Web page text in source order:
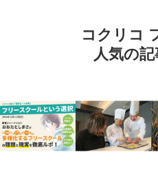
コクリコ
人気の